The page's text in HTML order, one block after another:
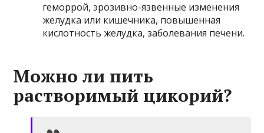
геморрой, эрозивно-язвенные изменения
желудка или кишечника, повышенная
кислотность желудка, заболевания печени.
Можно ли пить
растворимый цикорий?